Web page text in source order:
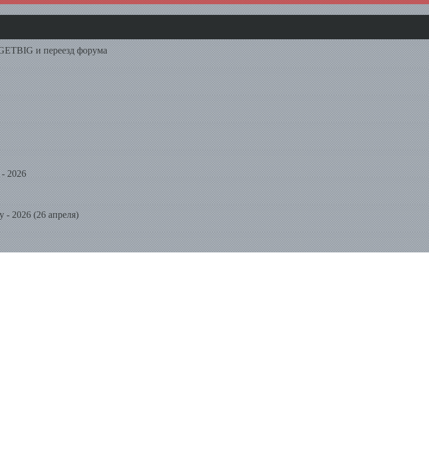
и переезд форума
2026
- 2026 (26 апреля)
- 2026 (25 апреля)